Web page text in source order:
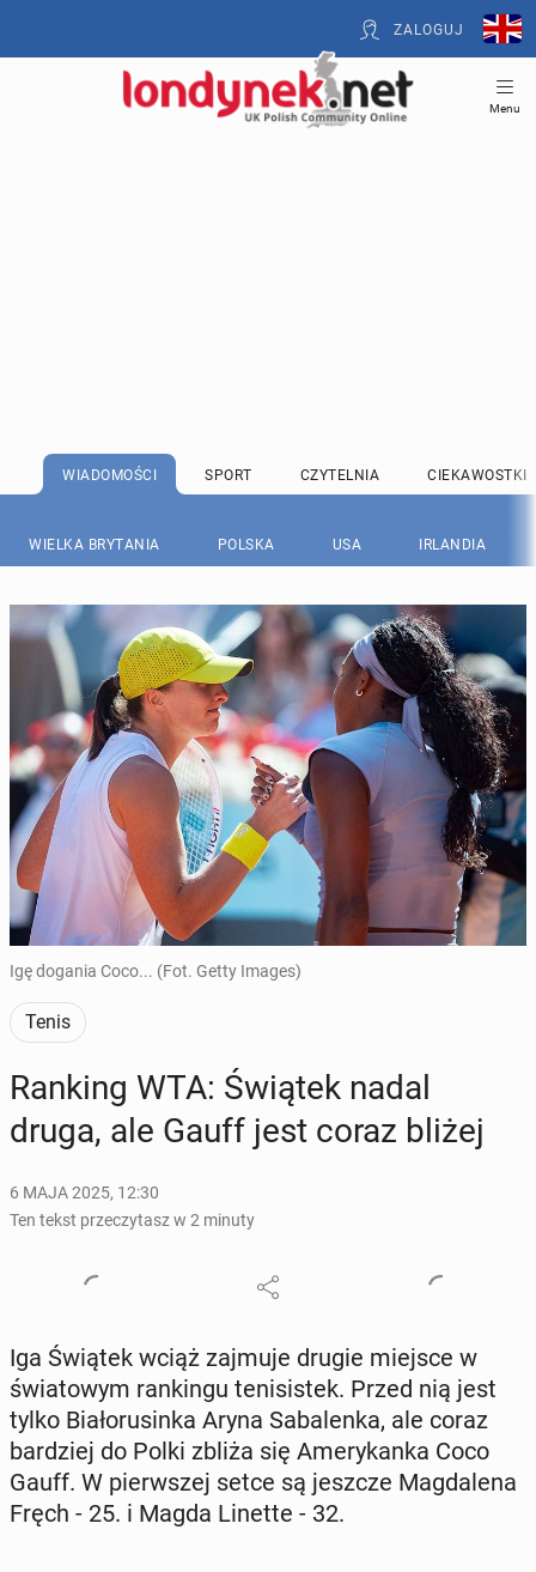
ZALOGUJ
Menu
WIADOMOŚCI SPORT CZYTELNIA CIEKAWOSTKI
WIELKA BRYTANIA POLSKA USA IRLANDIA
Igę dogania Coco... (Fot. Getty Images)
Tenis
Ranking WTA: Świątek nadal
druga, ale Gauff jest coraz bliżej
6 MAJA 2025, 12:30
Ten tekst przeczytasz w 2 minuty
Iga Świątek wciąż zajmuje drugie miejsce w
świa­to­wym ran­kin­gu te­ni­si­stek. Przed nią jest
tylko Bia­ło­ru­sin­ka Aryna Sa­ba­len­ka, ale coraz
bar­dziej do Polki zbliża się Ame­ry­kan­ka Coco
Gauff. W pierw­szej setce są jeszcze Mag­da­le­na
Fręch - 25. i Magda Linette - 32.